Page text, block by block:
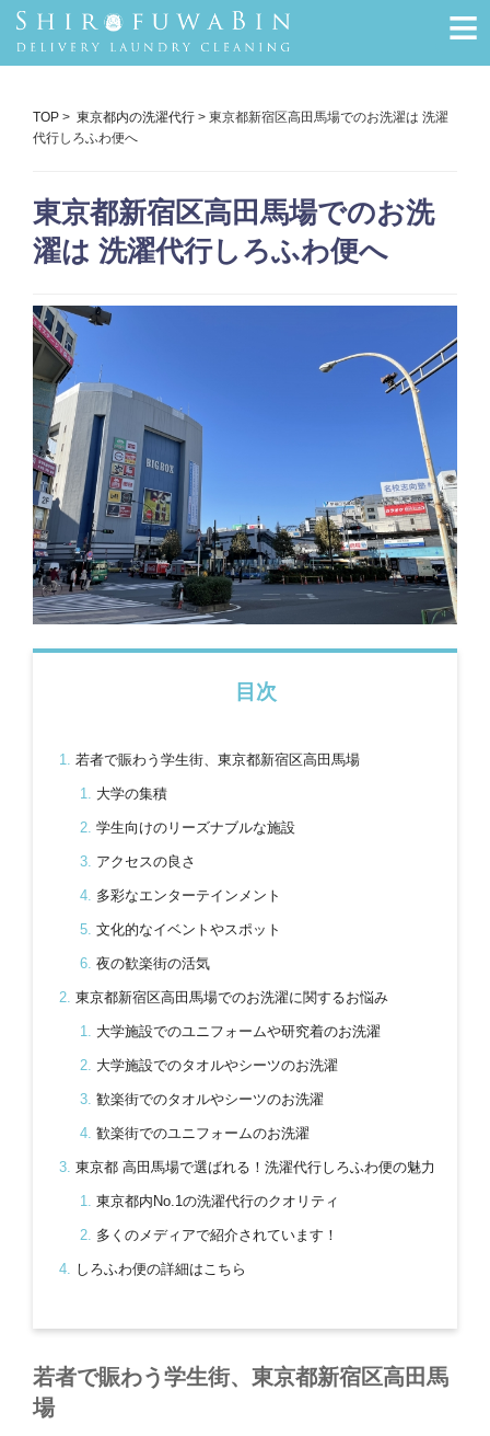
≡
TOP > 東京都内の洗濯代行 > 東京都新宿区高田馬場でのお洗濯は 洗濯
代行しろふわ便へ
東京都新宿区高田馬場でのお洗
濯は 洗濯代行しろふわ便へ
目次
若者で賑わう学生街、東京都新宿区高田馬場
大学の集積
学生向けのリーズナブルな施設
アクセスの良さ
多彩なエンターテインメント
文化的なイベントやスポット
夜の歓楽街の活気
東京都新宿区高田馬場でのお洗濯に関するお悩み
大学施設でのユニフォームや研究着のお洗濯
大学施設でのタオルやシーツのお洗濯
歓楽街でのタオルやシーツのお洗濯
歓楽街でのユニフォームのお洗濯
東京都 高田馬場で選ばれる！洗濯代行しろふわ便の魅力
東京都内No.1の洗濯代行のクオリティ
多くのメディアで紹介されています！
しろふわ便の詳細はこちら
若者で賑わう学生街、東京都新宿区高田馬
場